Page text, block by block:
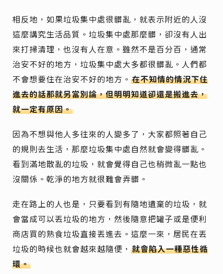
相反地，如果垃圾集中處很髒亂，就表示附近的人沒
這麼講究生活品質。垃圾集中處那麼髒，卻沒有人出
來打掃清理，也沒有人在意。雖然不是百分百，通常
治安不好的地方，垃圾集中處大多都很髒亂。人們都
不會想要住在治安不好的地方。在不知情的情況下住
進去的話那就另當別論，但明明知道卻還是搬進去，
就一定有原因。
因為不想與他人多往來的人變多了，大家都照著自己
的規則去生活，那麼垃圾集中處自然就會變得髒亂。
看到滿地散亂的垃圾，就會覺得自己也稍微亂一點也
沒關係。乾淨的地方就很難會弄髒。
走在路上的人也是，只要看到有隨地遺棄的垃圾，就
會當成可以丟垃圾的地方，然後隨意把罐子或是便利
商店買的熟食垃圾直接丟進去。這麼一來，居民在丟
垃圾的時候也就會越來越隨便，就會陷入一種惡性循
環。